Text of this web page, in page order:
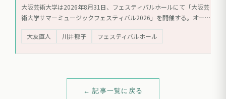
大阪芸術大学は2026年8月31日、フェスティバルホールにて「大阪芸
術大学サマーミュージックフェスティバル2026」を開催する。オーケ
ストラステージとポップスステージの2部構成で、学生と第一線で活
躍する音楽家が共演する。
大友直人 川井郁子 フェスティバルホール
← 記事一覧に戻る